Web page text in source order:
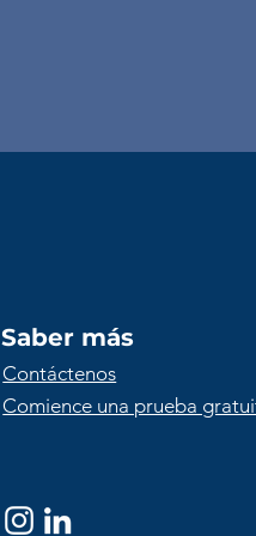
Saber más
Contáctenos
Comience una prueba